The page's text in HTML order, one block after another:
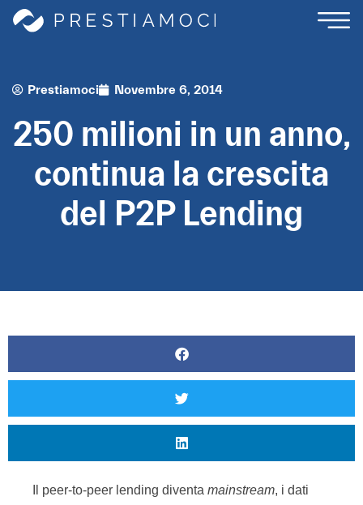
Prestiamoci Novembre 6, 2014
250 milioni in un anno,
continua la crescita
del P2P Lending
Il peer-to-peer lending diventa mainstream, i dati